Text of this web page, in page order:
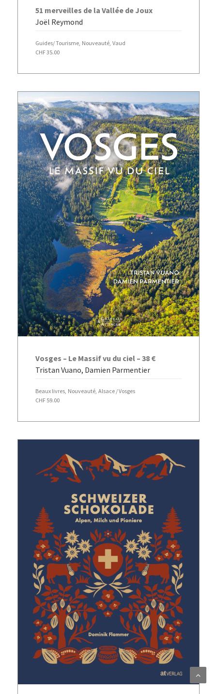
51 merveilles de la Vallée de Joux
Joël Reymond
Guides/ Tourisme, Nouveauté, Vaud
CHF35.00
Vosges – Le Massif vu du ciel – 38 €
Tristan Vuano, Damien Parmentier
Beaux livres Nouveauté Alsace / Vosges
CHF 59.00